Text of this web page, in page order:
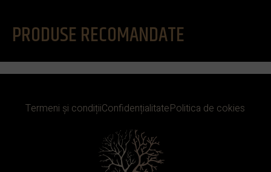
PRODUSE RECOMANDATE
Termeni și condițiiConfidențialitatePolitica de cokies